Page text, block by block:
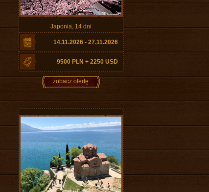
Japonia, 14 dni
14.11.2026 - 27.11.2026
9500 PLN + 2250 USD
zobacz ofertę